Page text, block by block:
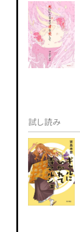
試し読み